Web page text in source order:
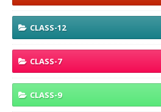
CLASS-12
CLASS-7
CLASS-9